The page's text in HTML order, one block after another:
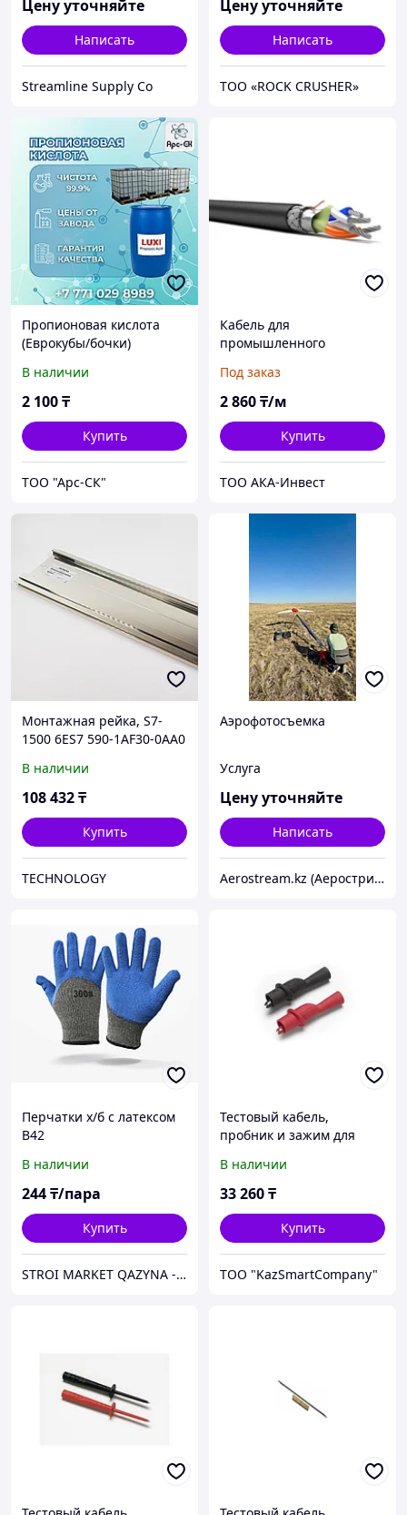
Цену уточняйте
Написать
Streamline Supply Co
Цену уточняйте
Написать
ТОО «ROCK CRUSHER»
Пропионовая кислота
(Еврокубы/бочки)
В наличии
2 100₸
Купить
ТОО "Арс-СК"
Кабель для
промышленного
FRHF 2x2x0,78
Под заказ
2 860₸/м
Купить
ТОО АКА-Инвест
Монтажная рейка, S7-
1500 6ES7 590-1AF30-0AA0
В наличии
108 432₸
Купить
TECHNOLOGY
Аэрофотосъемка
Услуга
Цену уточняйте
Написать
Aerostream.kz (Аерострим)
Перчатки х/б с латексом
В42
В наличии
244₸/пара
Купить
STROI MARKET QAZYNA - интернет магазин
Тестовый кабель,
пробник и зажим для
использования Fluke
AC175
В наличии
33 260₸
Купить
ТОО "KazSmartCompany"